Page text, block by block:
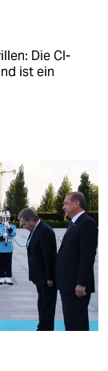
Die CI-
ist ein